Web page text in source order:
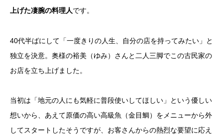
上げた凄腕の料理人です。
40代半ばにして「一度きりの人生、自分の店を持ってみたい」と
独立を決意。奥様の裕美（ゆみ）さんと二人三脚でこの古民家の
お店を立ち上げました。
当初は「地元の人にも気軽に普段使いしてほしい」という優しい
想いから、あえて原価の高い高級魚（金目鯛）をメニューから外
してスタートしたそうですが、お客さんからの熱烈な要望に応え